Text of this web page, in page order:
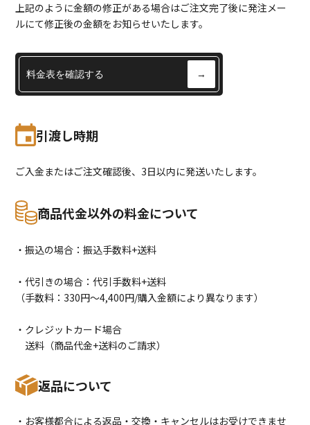
上記のように金額の修正がある場合はご注文完了後に発注メー
ルにて修正後の金額をお知らせいたします。
料金表を確認する →
引渡し時期
ご入金またはご注文確認後、3日以内に発送いたします。
商品代金以外の料金について
・振込の場合：振込手数料+送料
・代引きの場合：代引手数料+送料
（手数料：330円〜4,400円/購入金額により異なります）
・クレジットカード場合
送料（商品代金+送料のご請求）
返品について
・お客様都合による返品・交換・キャンセルはお受けできませ